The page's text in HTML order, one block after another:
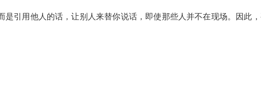
是引用他人的话，让别人来替你说话，即使那些人并不在现场。因此